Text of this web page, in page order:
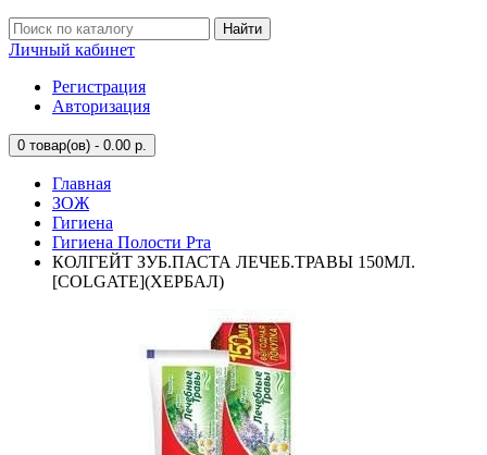
Найти
Личный кабинет
Регистрация
Авторизация
0 товар(ов) - 0.00 р.
Главная
ЗОЖ
Гигиена
Гигиена Полости Рта
КОЛГЕЙТ ЗУБ.ПАСТА ЛЕЧЕБ.ТРАВЫ 150МЛ.
[COLGATE](ХЕРБАЛ)